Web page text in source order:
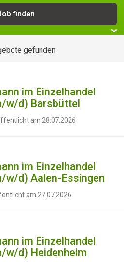
gefunden
im Einzelhandel
w/d) Barsbüttel
am 28.07.2026
im Einzelhandel
w/d) Aalen-Essingen
am 27.07.2026
im Einzelhandel
w/d) Heidenheim